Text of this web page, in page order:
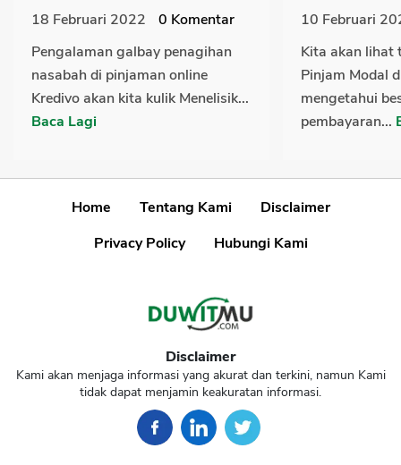
18 Februari 2022 0 Komentar
Pengalaman galbay penagihan
nasabah di pinjaman online
Kredivo akan kita kulik Menelisik...
Baca Lagi
10 Februari
Kita akan lihat
Pinjam Modal
mengetahui
pembayaran...
Home Tentang Kami
Disclaimer
Privacy Policy
Hubungi Kami
Disclaimer
Kami akan menjaga informasi yang akurat dan terkini, namun Kami
tidak dapat menjamin keakuratan informasi.